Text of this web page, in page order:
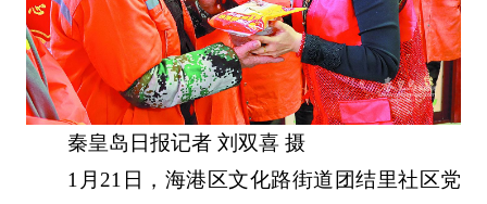
秦皇岛日报记者 刘双喜 摄
1月21日，海港区文化路街道团结里社区党